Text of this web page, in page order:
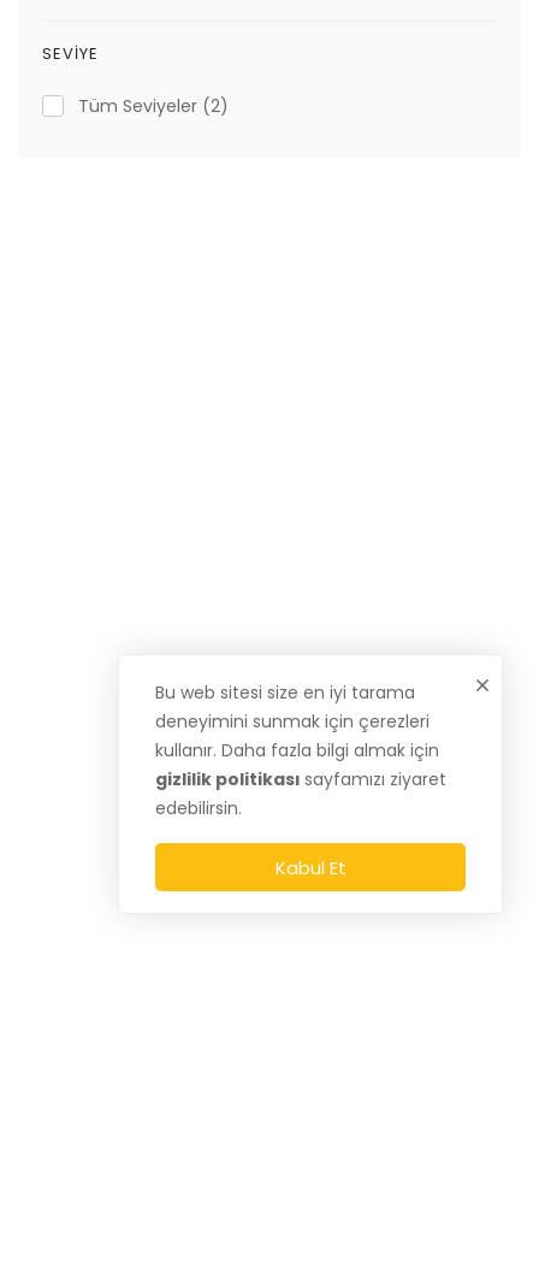
SEVIYE
Tüm Seviyeler (2)
Bu web sitesi size en iyi tarama
deneyimini sunmak için çerezleri
kullanır. Daha fazla bilgi almak için
gizlilik politikası sayfamızı ziyaret
edebilirsin.
Kabul Et